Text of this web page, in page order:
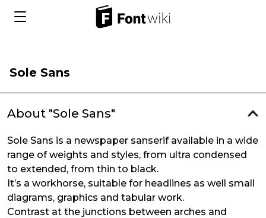
Sole Sans
About "Sole Sans"
Sole Sans is a newspaper sanserif available in a wide
range of weights and styles, from ultra condensed
to extended, from thin to black.
It’s a workhorse, suitable for headlines as well small
diagrams, graphics and tabular work.
Contrast at the junctions between arches and